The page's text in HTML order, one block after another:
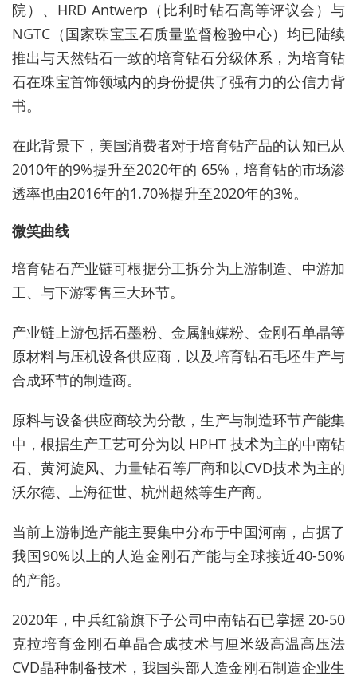
院）、HRD Antwerp（比利时钻石高等评议会）与
NGTC（国家珠宝玉石质量监督检验中心）均已陆续
推出与天然钻石一致的培育钻石分级体系，为培育钻
石在珠宝首饰领域内的身份提供了强有力的公信力背
书。
在此背景下，美国消费者对于培育钻产品的认知已从
2010年的9%提升至2020年的 65%，培育钻的市场渗
透率也由2016年的1.70%提升至2020年的3%。
微笑曲线
培育钻石产业链可根据分工拆分为上游制造、中游加
工、与下游零售三大环节。
产业链上游包括石墨粉、金属触媒粉、金刚石单晶等
原材料与压机设备供应商，以及培育钻石毛坯生产与
合成环节的制造商。
原料与设备供应商较为分散，生产与制造环节产能集
中，根据生产工艺可分为以 HPHT 技术为主的中南钻
石、黄河旋风、力量钻石等厂商和以CVD技术为主的
沃尔德、上海征世、杭州超然等生产商。
当前上游制造产能主要集中分布于中国河南，占据了
我国90%以上的人造金刚石产能与全球接近40-50%
的产能。
2020年，中兵红箭旗下子公司中南钻石已掌握 20-50
克拉培育金刚石单晶合成技术与厘米级高温高压法
CVD晶种制备技术，我国头部人造金刚石制造企业生